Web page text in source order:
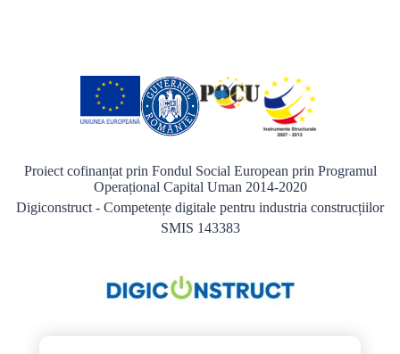
Proiect cofinanțat prin Fondul Social European prin Programul
Operațional Capital Uman 2014-2020
Digiconstruct - Competențe digitale pentru industria construcțiilor
SMIS 143383